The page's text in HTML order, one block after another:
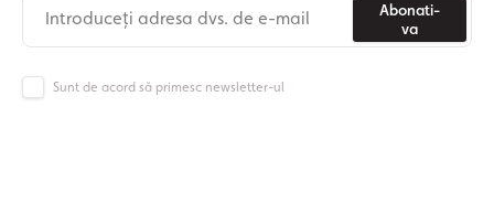
Abonati-
va
Sunt de acord să primesc newsletter-ul